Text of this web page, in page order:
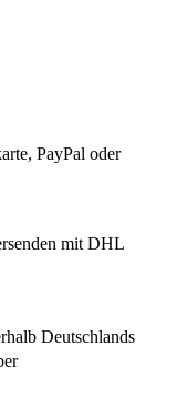
PayPal oder
mit DHL
Deutschlands